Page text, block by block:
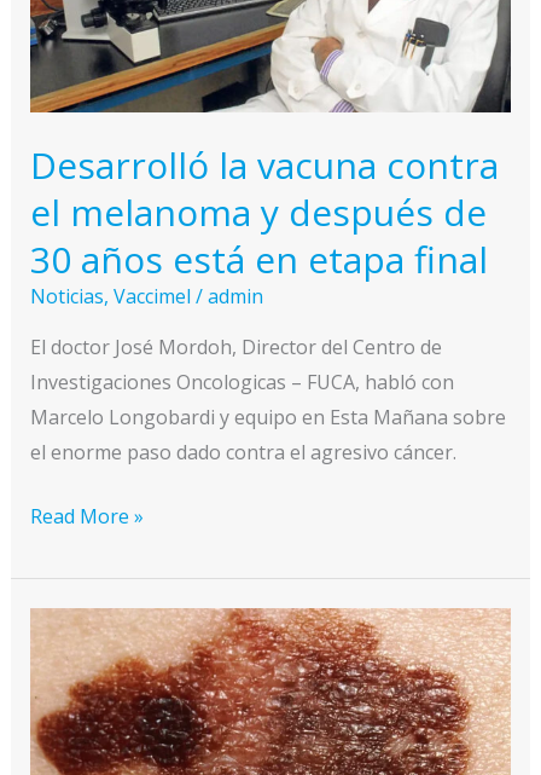
Desarrolló la vacuna contra
el melanoma y después de
30 años está en etapa final
Noticias, Vaccimel /admin
El doctor José Mordoh, Director del Centro de
Investigaciones Oncologicas – FUCA, habló con
Marcelo Longobardi y equipo en Esta Mañana sobre
el enorme paso dado contra el agresivo cáncer.
Desarrolló
vacuna
contra
el
melanoma
y
después
Read More »